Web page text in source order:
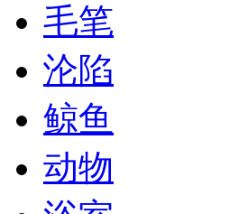
毛笔
沦陷
鲸鱼
动物